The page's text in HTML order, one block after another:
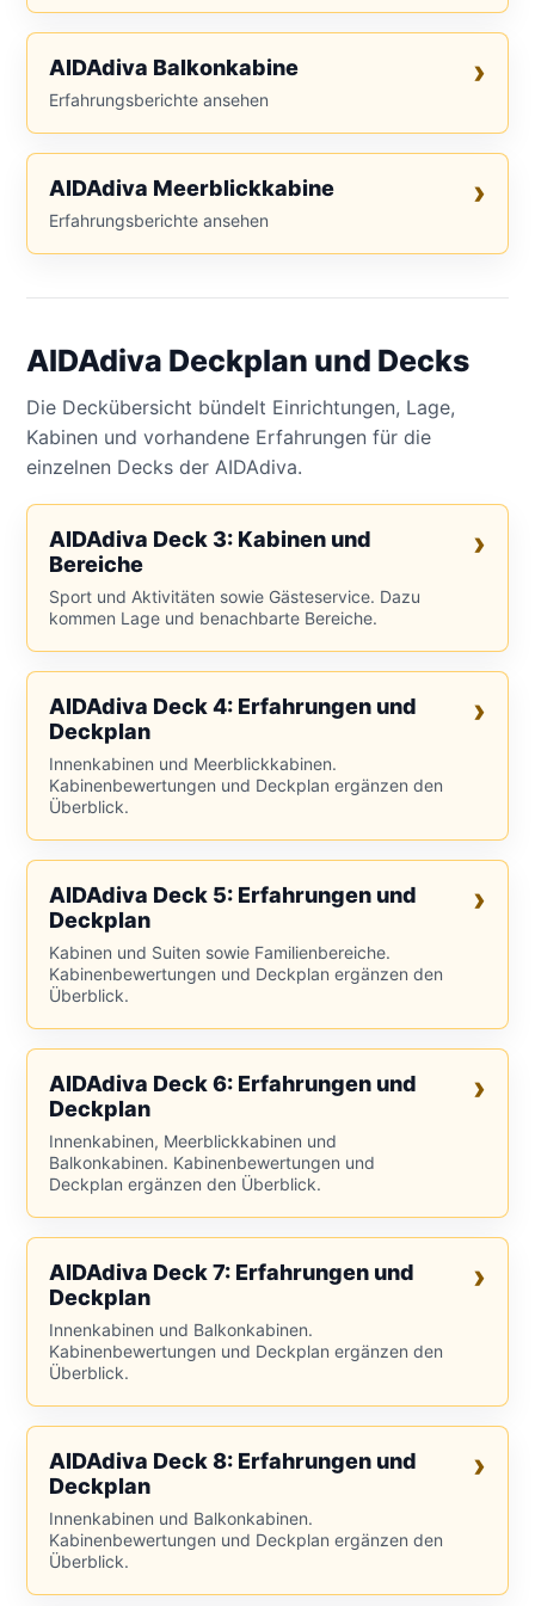
AIDAdiva Balkonkabine
Erfahrungsberichte ansehen
AIDAdiva Meerblickkabine
Erfahrungsberichte ansehen
AIDAdiva Deckplan und Decks
Die Deckübersicht bündelt Einrichtungen, Lage,
Kabinen und vorhandene Erfahrungen für die
einzelnen Decks der AIDAdiva.
AIDAdiva Deck 3: Kabinen und
Bereiche
Sport und Aktivitäten sowie Gästeservice. Dazu
kommen Lage und benachbarte Bereiche.
AIDAdiva Deck 4: Erfahrungen und
Deckplan
Innenkabinen und Meerblickkabinen.
Kabinenbewertungen und Deckplan ergänzen den
Überblick.
AIDAdiva Deck 5: Erfahrungen und
Deckplan
Kabinen und Suiten sowie Familienbereiche.
Kabinenbewertungen und Deckplan ergänzen den
Überblick.
AIDAdiva Deck 6: Erfahrungen und
Deckplan
Innenkabinen, Meerblickkabinen und
Balkonkabinen. Kabinenbewertungen und
Deckplan ergänzen den Überblick.
AIDAdiva Deck 7: Erfahrungen und
Deckplan
Innenkabinen und Balkonkabinen.
Kabinenbewertungen und Deckplan ergänzen den
Überblick.
AIDAdiva Deck 8: Erfahrungen und
Deckplan
Innenkabinen und Balkonkabinen.
Kabinenbewertungen und Deckplan ergänzen den
Überblick.